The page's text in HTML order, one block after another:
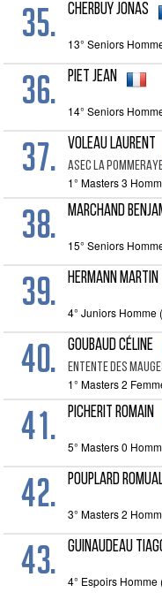
35. CHERBUY Jonas
13° Seniors
36. PIET Jean
14° Seniors
37. VOLEAU Laurent
ASEC LA
1° Masters 3
38. MARCHAND
15° Seniors
39. HERMANN Martin
4° Juniors Homme
40. GOUBAUD Céline
ENTENTE DES
1° Masters 2
41. PICHERIT Romain
5° Masters 0
42. POUPLARD
3° Masters 2
43. GUINAUDEAU
4° Espoirs Homme